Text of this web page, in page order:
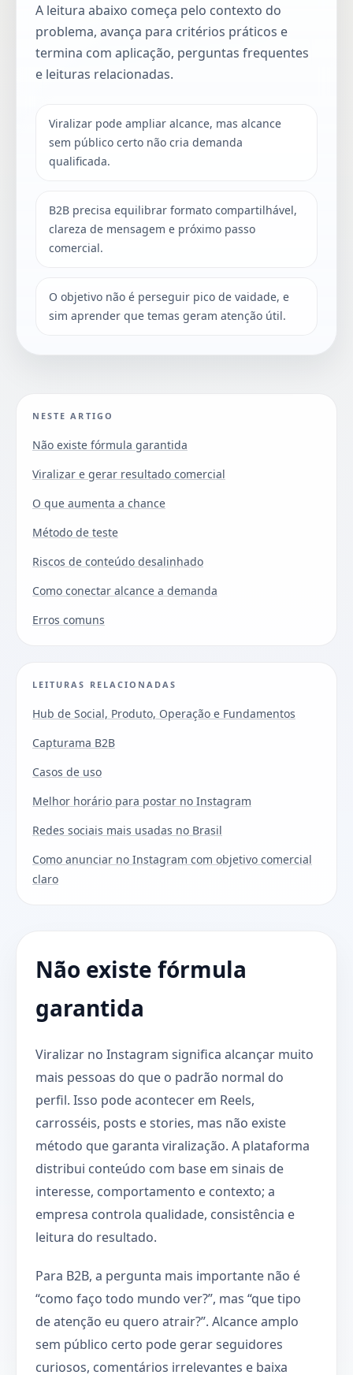
A leitura abaixo começa pelo contexto do
problema, avança para critérios práticos e
termina com aplicação, perguntas frequentes
e leituras relacionadas.
Viralizar pode ampliar alcance, mas alcance
sem público certo não cria demanda
qualificada.
B2B precisa equilibrar formato compartilhável,
clareza de mensagem e próximo passo
comercial.
O objetivo não é perseguir pico de vaidade, e
sim aprender que temas geram atenção útil.
NESTE ARTIGO
Não existe fórmula garantida
Viralizar e gerar resultado comercial
O que aumenta a chance
Método de teste
Riscos de conteúdo desalinhado
Como conectar alcance a demanda
Erros comuns
LEITURAS RELACIONADAS
Hub de Social, Produto, Operação e Fundamentos
Capturama B2B
Casos de uso
Melhor horário para postar no Instagram
Redes sociais mais usadas no Brasil
Como anunciar no Instagram com objetivo comercial
claro
Não existe fórmula
garantida
Viralizar no Instagram significa alcançar muito
mais pessoas do que o padrão normal do
perfil. Isso pode acontecer em Reels,
carrosséis, posts e stories, mas não existe
método que garanta viralização. A plataforma
distribui conteúdo com base em sinais de
interesse, comportamento e contexto; a
empresa controla qualidade, consistência e
leitura do resultado.
Para B2B, a pergunta mais importante não é
“como faço todo mundo ver?”, mas “que tipo
de atenção eu quero atrair?”. Alcance amplo
sem público certo pode gerar seguidores
curiosos, comentários irrelevantes e baixa